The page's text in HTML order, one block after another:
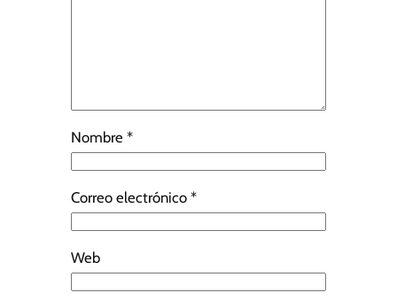
Nombre *
Correo electrónico *
Web